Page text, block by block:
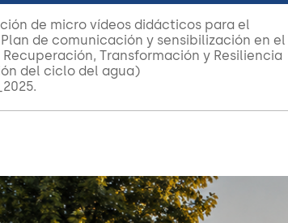
de micro vídeos didácticos para el
de comunicación y sensibilización en el
Transformación y Resiliencia
del ciclo del agua)